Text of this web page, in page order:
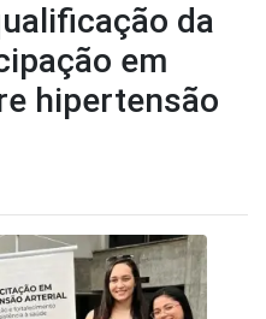
da
em
hipertensão